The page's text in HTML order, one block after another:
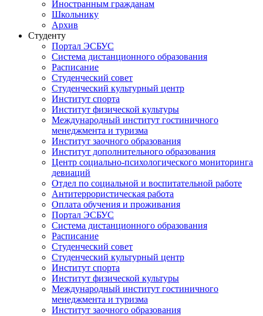
Иностранным гражданам
Школьнику
Архив
Студенту
Портал ЭСБУС
Система дистанционного образования
Расписание
Студенческий совет
Студенческий культурный центр
Институт спорта
Институт физической культуры
Международный институт гостиничного
менеджмента и туризма
Институт заочного образования
Институт дополнительного образования
Центр социально-психологического мониторинга
девиаций
Отдел по социальной и воспитательной работе
Антитеррористическая работа
Оплата обучения и проживания
Портал ЭСБУС
Система дистанционного образования
Расписание
Студенческий совет
Студенческий культурный центр
Институт спорта
Институт физической культуры
Международный институт гостиничного
менеджмента и туризма
Институт заочного образования